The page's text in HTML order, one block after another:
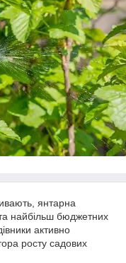
янтарна
найбільш бюджетних
активно
росту садових